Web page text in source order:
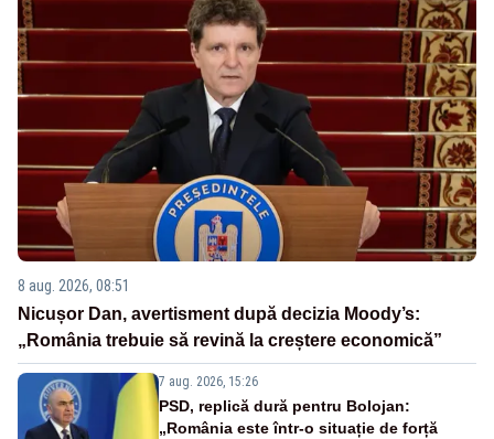
8 aug. 2026, 08:51
Nicușor Dan, avertisment după decizia Moody’s:
„România trebuie să revină la creștere economică”
7 aug. 2026, 15:26
PSD, replică dură pentru Bolojan:
„România este într-o situație de forță